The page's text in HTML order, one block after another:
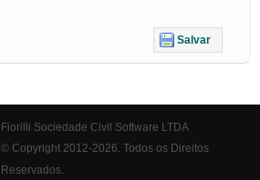
Salvar
Fiorilli Sociedade Civil Software LTDA
© Copyright 2012-2026. Todos os Direitos
Reservados.